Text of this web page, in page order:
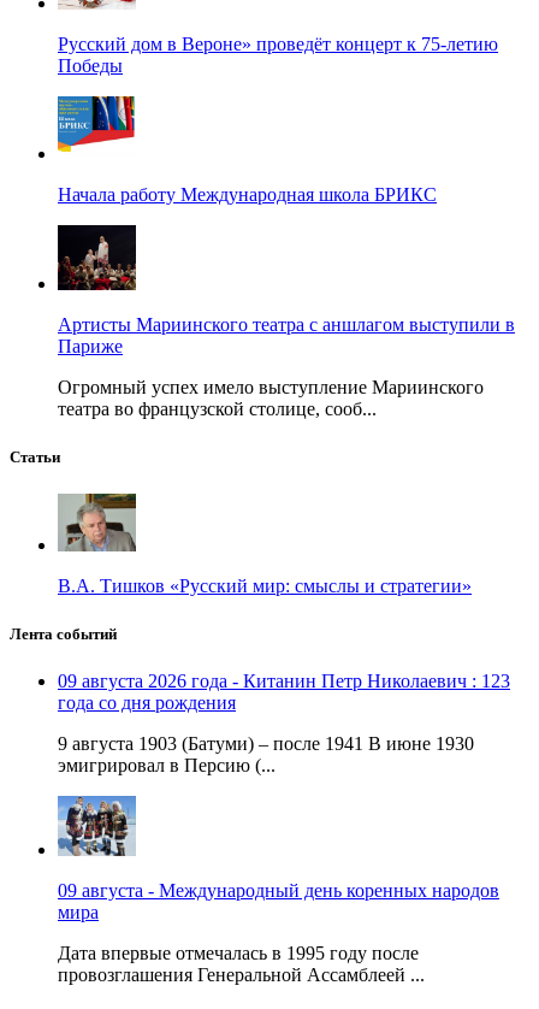
Русский дом в Вероне» проведёт концерт к 75-летию
Победы
Начала работу Международная школа БРИКС
Артисты Мариинского театра с аншлагом выступили в
Париже
Огромный успех имело выступление Мариинского
театра во французской столице, сооб...
Статьи
В.А. Тишков «Русский мир: смыслы и стратегии»
Лента событий
09 августа 2026 года - Китанин Петр Николаевич : 123
года со дня рождения
9 августа 1903 (Батуми) – после 1941 В июне 1930
эмигрировал в Персию (...
09 августа - Международный день коренных народов
мира
Дата впервые отмечалась в 1995 году после
провозглашения Генеральной Ассамблеей ...